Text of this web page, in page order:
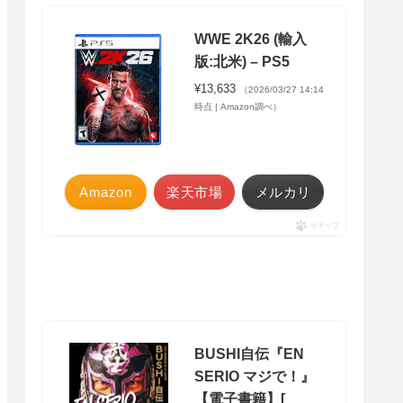
WWE 2K26 (輸入
版:北米) – PS5
¥13,633
（2026/03/27 14:14
時点 | Amazon調べ）
Amazon 楽天市場 メルカリ
ポチップ
BUSHI自伝『EN
SERIO マジで！』
【電子書籍】[